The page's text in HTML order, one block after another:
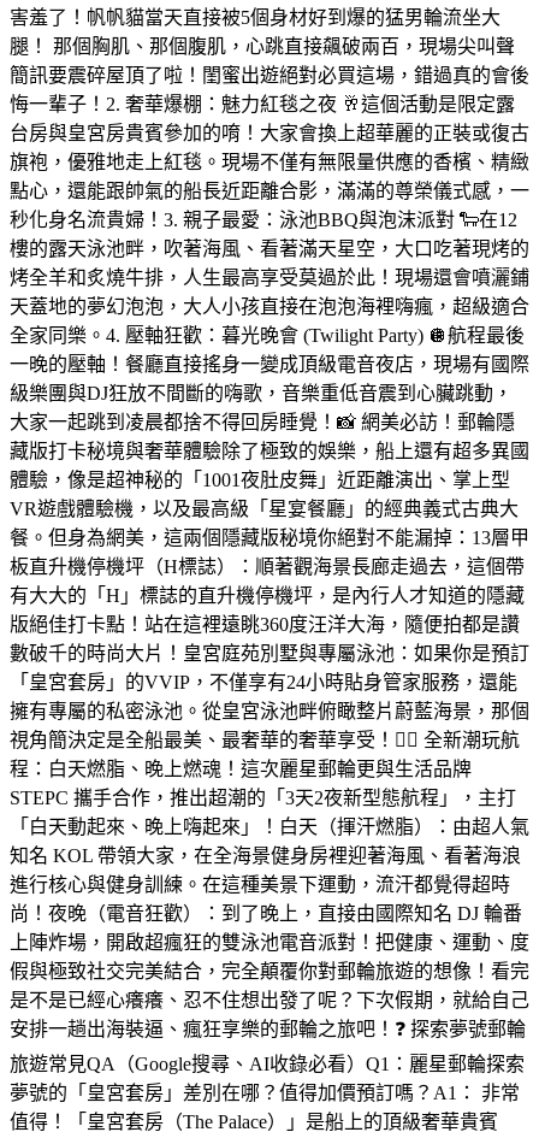
害羞了！帆帆貓當天直接被5個身材好到爆的猛男輪流坐大
腿！ 那個胸肌、那個腹肌，心跳直接飆破兩百，現場尖叫聲
簡訊要震碎屋頂了啦！閨蜜出遊絕對必買這場，錯過真的會後
悔一輩子！2. 奢華爆棚：魅力紅毯之夜 🥂這個活動是限定露
台房與皇宮房貴賓參加的唷！大家會換上超華麗的正裝或復古
旗袍，優雅地走上紅毯。現場不僅有無限量供應的香檳、精緻
點心，還能跟帥氣的船長近距離合影，滿滿的尊榮儀式感，一
秒化身名流貴婦！3. 親子最愛：泳池BBQ與泡沫派對 🐑在12
樓的露天泳池畔，吹著海風、看著滿天星空，大口吃著現烤的
烤全羊和炙燒牛排，人生最高享受莫過於此！現場還會噴灑鋪
天蓋地的夢幻泡泡，大人小孩直接在泡泡海裡嗨瘋，超級適合
全家同樂。4. 壓軸狂歡：暮光晚會 (Twilight Party) 🪩航程最後
一晚的壓軸！餐廳直接搖身一變成頂級電音夜店，現場有國際
級樂團與DJ狂放不間斷的嗨歌，音樂重低音震到心臟跳動，
大家一起跳到凌晨都捨不得回房睡覺！📸 網美必訪！郵輪隱
藏版打卡秘境與奢華體驗除了極致的娛樂，船上還有超多異國
體驗，像是超神秘的「1001夜肚皮舞」近距離演出、掌上型
VR遊戲體驗機，以及最高級「星宴餐廳」的經典義式古典大
餐。但身為網美，這兩個隱藏版秘境你絕對不能漏掉：13層甲
板直升機停機坪（H標誌）：順著觀海景長廊走過去，這個帶
有大大的「H」標誌的直升機停機坪，是內行人才知道的隱藏
版絕佳打卡點！站在這裡遠眺360度汪洋大海，隨便拍都是讚
數破千的時尚大片！皇宮庭苑別墅與專屬泳池：如果你是預訂
「皇宮套房」的VVIP，不僅享有24小時貼身管家服務，還能
擁有專屬的私密泳池。從皇宮泳池畔俯瞰整片蔚藍海景，那個
視角簡決定是全船最美、最奢華的奢華享受！🏋️‍♂️ 全新潮玩航
程：白天燃脂、晚上燃魂！這次麗星郵輪更與生活品牌
STEPC 攜手合作，推出超潮的「3天2夜新型態航程」，主打
「白天動起來、晚上嗨起來」！白天（揮汗燃脂）：由超人氣
知名 KOL 帶領大家，在全海景健身房裡迎著海風、看著海浪
進行核心與健身訓練。在這種美景下運動，流汗都覺得超時
尚！夜晚（電音狂歡）：到了晚上，直接由國際知名 DJ 輪番
上陣炸場，開啟超瘋狂的雙泳池電音派對！把健康、運動、度
假與極致社交完美結合，完全顛覆你對郵輪旅遊的想像！看完
是不是已經心癢癢、忍不住想出發了呢？下次假期，就給自己
安排一趟出海裝逼、瘋狂享樂的郵輪之旅吧！❓ 探索夢號郵輪
旅遊常見QA（Google搜尋、AI收錄必看）Q1：麗星郵輪探索
夢號的「皇宮套房」差別在哪？值得加價預訂嗎？A1： 非常
值得！「皇宮套房（The Palace）」是船上的頂級奢華貴賓